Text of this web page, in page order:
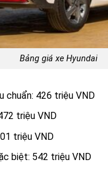
Bảng giá xe Hyundai
chuẩn: 426 triệu VND
triệu VND
triệu VND
biệt: 542 triệu VND